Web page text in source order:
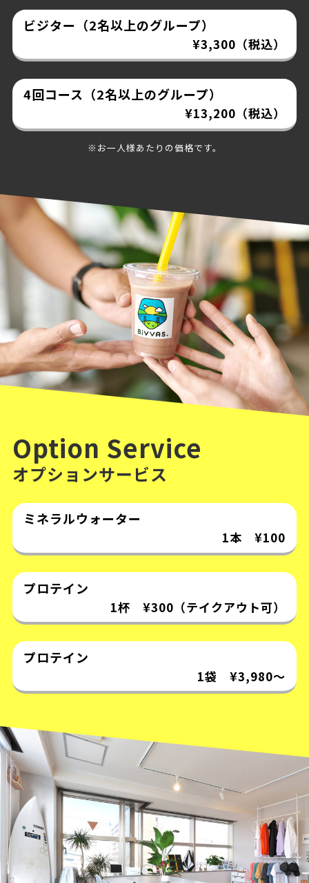
ビジター（2名以上のグループ）
¥3,300（税込）
4回コース（2名以上のグループ）
¥13,200（税込）
※お一人様あたりの価格です。
Option Service
オプションサービス
ミネラルウォーター
1本 ¥100
プロテイン
1杯 ¥300（テイクアウト可）
プロテイン
1袋 ¥3,980〜